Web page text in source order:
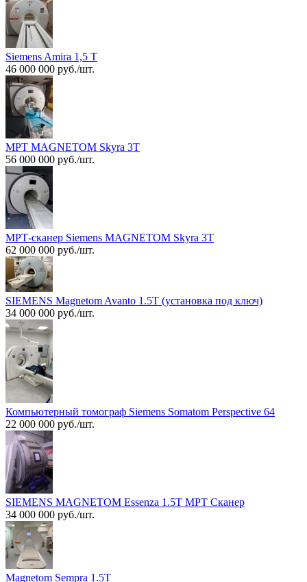
Siemens Amira 1,5 Т
46 000 000 руб./шт.
МРТ MAGNETOM Skyra 3T
56 000 000 руб./шт.
МРТ-сканер Siemens MAGNETOM Skyra 3T
62 000 000 руб./шт.
SIEMENS Magnetom Avanto 1.5T (установка под ключ)
34 000 000 руб./шт.
Компьютерный томограф Siemens Somatom Perspective 64
22 000 000 руб./шт.
SIEMENS MAGNETOM Essenza 1.5T МРТ Сканер
34 000 000 руб./шт.
Magnetom Sempra 1.5T